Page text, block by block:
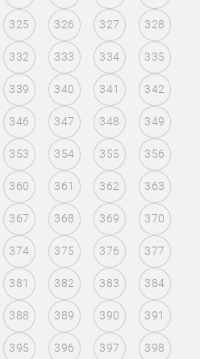
325 326 327 328
332 333 334 335
339 340 341 342
346 347 348 349
353 354 355 356
360 361 362 363
367 368 369 370
374 375 376 377
381 382 383 384
388 389 390 391
395 396 397 398